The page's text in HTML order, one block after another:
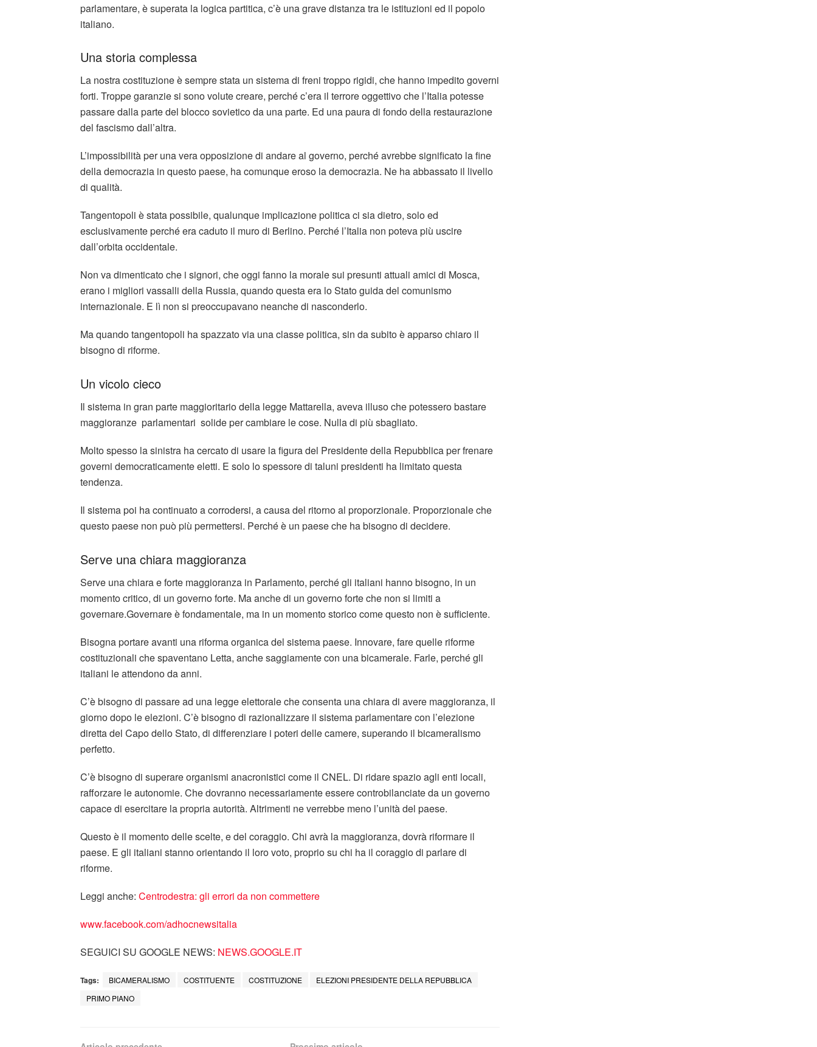
parlamentare, è superata la logica partitica, c’è una grave distanza tra le istituzioni ed il popolo
italiano.
Una storia complessa
La nostra costituzione è sempre stata un sistema di freni troppo rigidi, che hanno impedito governi
forti. Troppe garanzie si sono volute creare, perché c’era il terrore oggettivo che l’Italia potesse
passare dalla parte del blocco sovietico da una parte. Ed una paura di fondo della restaurazione
del fascismo dall’altra.
L’impossibilità per una vera opposizione di andare al governo, perché avrebbe significato la fine
della democrazia in questo paese, ha comunque eroso la democrazia. Ne ha abbassato il livello
di qualità.
Tangentopoli è stata possibile, qualunque implicazione politica ci sia dietro, solo ed
esclusivamente perché era caduto il muro di Berlino. Perché l’Italia non poteva più uscire
dall’orbita occidentale.
Non va dimenticato che i signori, che oggi fanno la morale sui presunti attuali amici di Mosca,
erano i migliori vassalli della Russia, quando questa era lo Stato guida del comunismo
internazionale. E lì non si preoccupavano neanche di nasconderlo.
Ma quando tangentopoli ha spazzato via una classe politica, sin da subito è apparso chiaro il
bisogno di riforme.
Un vicolo cieco
Il sistema in gran parte maggioritario della legge Mattarella, aveva illuso che potessero bastare
maggioranze parlamentari solide per cambiare le cose. Nulla di più sbagliato.
Molto spesso la sinistra ha cercato di usare la figura del Presidente della Repubblica per frenare
governi democraticamente eletti. E solo lo spessore di taluni presidenti ha limitato questa
tendenza.
Il sistema poi ha continuato a corrodersi, a causa del ritorno al proporzionale. Proporzionale che
questo paese non può più permettersi. Perché è un paese che ha bisogno di decidere.
Serve una chiara maggioranza
Serve una chiara e forte maggioranza in Parlamento, perché gli italiani hanno bisogno, in un
momento critico, di un governo forte. Ma anche di un governo forte che non si limiti a
governare.Governare è fondamentale, ma in un momento storico come questo non è sufficiente.
Bisogna portare avanti una riforma organica del sistema paese. Innovare, fare quelle riforme
costituzionali che spaventano Letta, anche saggiamente con una bicamerale. Farle, perché gli
italiani le attendono da anni.
C’è bisogno di passare ad una legge elettorale che consenta una chiara di avere maggioranza, il
giorno dopo le elezioni. C’è bisogno di razionalizzare il sistema parlamentare con l’elezione
diretta del Capo dello Stato, di differenziare i poteri delle camere, superando il bicameralismo
perfetto.
C’è bisogno di superare organismi anacronistici come il CNEL. Di ridare spazio agli enti locali,
rafforzare le autonomie. Che dovranno necessariamente essere controbilanciate da un governo
capace di esercitare la propria autorità. Altrimenti ne verrebbe meno l’unità del paese.
Questo è il momento delle scelte, e del coraggio. Chi avrà la maggioranza, dovrà riformare il
paese. E gli italiani stanno orientando il loro voto, proprio su chi ha il coraggio di parlare di
riforme.
Leggi anche: Centrodestra: gli errori da non commettere
www.facebook.com/adhocnewsitalia
SEGUICI SU GOOGLE NEWS: NEWS.GOOGLE.IT
Tags: BICAMERALISMO COSTITUENTE COSTITUZIONE
ELEZIONI PRESIDENTE DELLA REPUBBLICA
PRIMO PIANO